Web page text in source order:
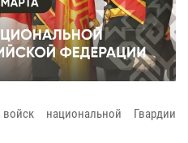
национальной Гвардии